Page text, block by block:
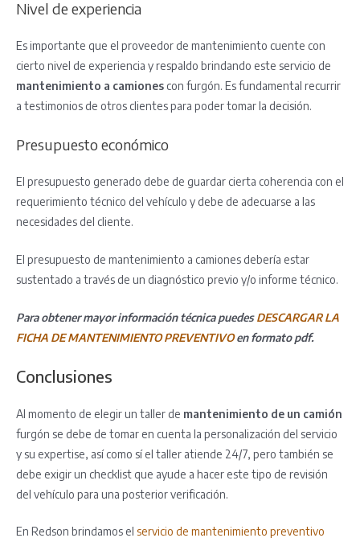
Nivel de experiencia
Es importante que el proveedor de mantenimiento cuente con
cierto nivel de experiencia y respaldo brindando este servicio de
mantenimiento a camiones con furgón. Es fundamental recurrir
a testimonios de otros clientes para poder tomar la decisión.
Presupuesto económico
El presupuesto generado debe de guardar cierta coherencia con el
requerimiento técnico del vehículo y debe de adecuarse a las
necesidades del cliente.
El presupuesto de mantenimiento a camiones debería estar
sustentado a través de un diagnóstico previo y/o informe técnico.
Para obtener mayor información técnica puedesDESCARGAR LA
FICHA DE MANTENIMIENTO PREVENTIVOen formato pdf.
Conclusiones
Al momento de elegir un taller de mantenimiento de un camión
furgón se debe de tomar en cuenta la personalización del servicio
y su expertise, así como sí el taller atiende 24/7, pero también se
debe exigir un checklist que ayude a hacer este tipo de revisión
del vehículo para una posterior verificación.
En Redson brindamos el servicio de mantenimiento preventivo